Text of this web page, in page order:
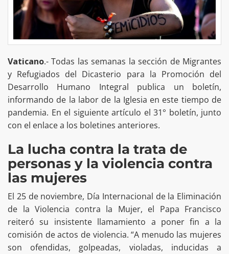
Vaticano.- Todas las semanas la sección de Migrantes
y Refugiados del Dicasterio para la Promoción del
Desarrollo Humano Integral publica un boletín,
informando de la labor de la Iglesia en este tiempo de
pandemia. En el siguiente artículo el 31° boletín, junto
con el enlace a los boletines anteriores.
La lucha contra la trata de
personas y la violencia contra
las mujeres
El 25 de noviembre, Día Internacional de la Eliminación
de la Violencia contra la Mujer, el Papa Francisco
reiteró su insistente llamamiento a poner fin a la
comisión de actos de violencia. “A menudo las mujeres
son ofendidas, golpeadas, violadas, inducidas a